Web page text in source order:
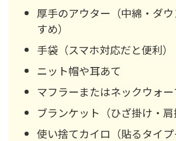
厚手のアウター（中綿・ダ
すめ）
手袋（スマホ対応だと便利）
ニット帽や耳あて
マフラーまたはネックウォ
ブランケット（ひざ掛け・肩
使い捨てカイロ（貼るタイ